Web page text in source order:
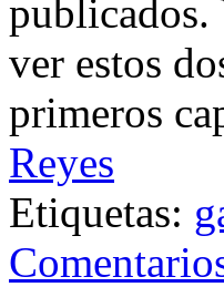
publicados.
ver estos
primeros
Reyes
Etiquetas: